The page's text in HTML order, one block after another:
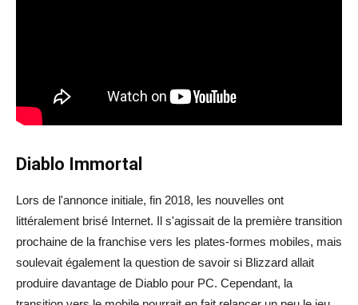
Diablo Immortal
Lors de l'annonce initiale, fin 2018, les nouvelles ont
littéralement brisé Internet. Il s'agissait de la première transition
prochaine de la franchise vers les plates-formes mobiles, mais
soulevait également la question de savoir si Blizzard allait
produire davantage de Diablo pour PC. Cependant, la